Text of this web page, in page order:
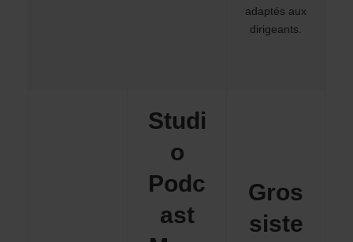
adaptés aux
dirigeants.
Studi
o
Podc
ast
Gros
siste